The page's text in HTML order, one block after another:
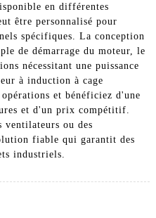
en différentes
être personnalisé pour
spécifiques. La conception
de démarrage du moteur, le
nécessitant une puissance
à induction à cage
et bénéficiez d'une
et d'un prix compétitif.
ventilateurs ou des
fiable qui garantit des
industriels.